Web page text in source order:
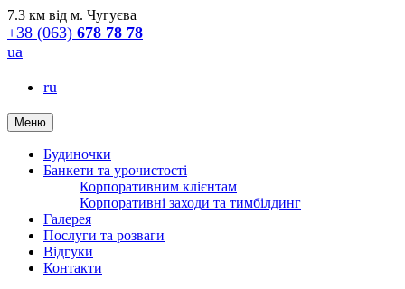
7.3 км від м. Чугуєва
+38 (063) 678 78 78
ua
ru
Меню
Будиночки
Банкети та урочистості
Корпоративним клієнтам
Корпоративні заходи та тимбілдинг
Галерея
Послуги та розваги
Відгуки
Контакти